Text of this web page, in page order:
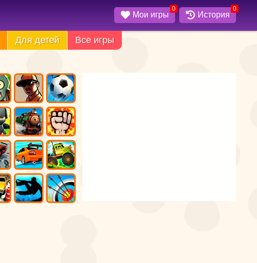
Мои игры
0
История
0
Для детей Все игры